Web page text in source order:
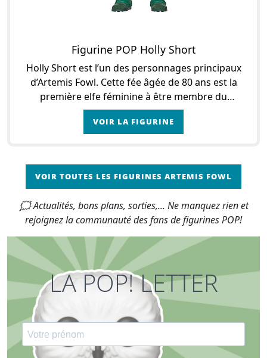
Figurine POP Holly Short
Holly Short est l’un des personnages principaux
d’Artemis Fowl. Cette fée âgée de 80 ans est la
première elfe féminine à être membre du
LEPrecon et à atteindre le rand de capitaine chez
le
VOIR LA FIGURINE
VOIR TOUTES LES FIGURINES ARTEMIS FOWL
🗯 Actualités, bons plans, sorties,... Ne manquez rien et
rejoignez la communauté des fans de figurines POP!
LA POP! LETTER